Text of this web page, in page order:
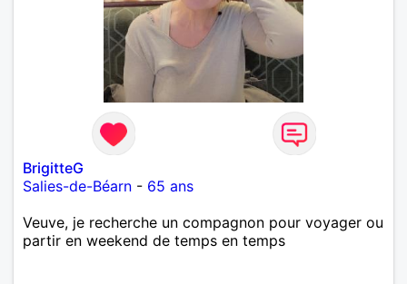
BrigitteG
Salies-de-Béarn - 65 ans
Veuve, je recherche un compagnon pour voyager ou
partir en weekend de temps en temps